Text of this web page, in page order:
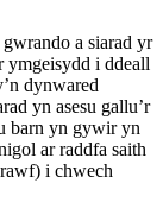
a siarad yr
ymgeisydd i ddeall
dynwared
yn asesu gallu’r
barn yn gywir yn
ar raddfa saith
i chwech